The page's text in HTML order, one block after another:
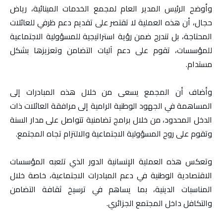
وأوضح الرئيس المدير العام لمجمع الخدمات المينائية، رياض
حجال، أن هذه العملية لا تقتصر على تقديم دعم ظرفي للعائلات
المحتاجة، بل تندرج ضمن رؤية استراتيجية للمسؤولية الاجتماعية
للمؤسسات، تقوم على دعم آليات التضامن وتعزيزها بشكل
مستدام.
وأضاف أن المجمع يسعى من خلال هذه المبادرات إلى
المساهمة في الجهود الوطنية الرامية إلى مرافقة العائلات ذات
الدخل المحدود، من خلال برامج تضامنية تتواصل على مدار السنة
وتقوم على روح المسؤولية الاجتماعية والالتزام تجاه المجتمع.
وتعكس هذه العملية الإنسانية الدور الذي تلعبه المؤسسات
الاقتصادية الوطنية في دعم المبادرات الاجتماعية، خاصة خلال
المناسبات الدينية، بما يساهم في ترسيخ ثقافة التضامن
والتكافل داخل المجتمع الجزائري.